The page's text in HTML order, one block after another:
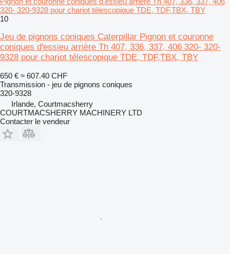
320- 320-9328 pour chariot télescopique TDE, TDF,TBX, TBY
10
Jeu de pignons coniques Caterpillar Pignon et couronne
coniques d'essieu arrière Th 407, 336, 337, 406 320- 320-
9328 pour chariot télescopique TDE, TDF,TBX, TBY
650 € ≈ 607.40 CHF
Transmission - jeu de pignons coniques
320-9328
Irlande, Courtmacsherry
COURTMACSHERRY MACHINERY LTD
Contacter le vendeur